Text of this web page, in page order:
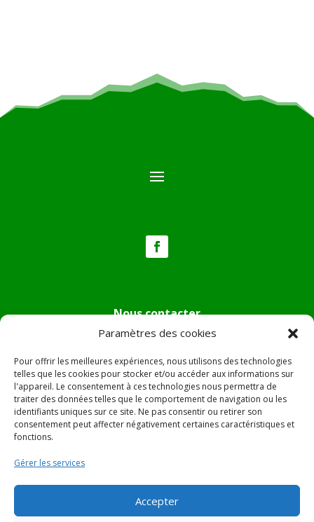
Paramètres des cookies
Pour offrir les meilleures expériences, nous utilisons des technologies
telles que les cookies pour stocker et/ou accéder aux informations sur
l'appareil. Le consentement à ces technologies nous permettra de
traiter des données telles que le comportement de navigation ou les
identifiants uniques sur ce site. Ne pas consentir ou retirer son
consentement peut affecter négativement certaines caractéristiques et
fonctions.
Gérer les services
Accepter
Nous contacter
Tél :04.95.36.24.02
Mail:
mairie.pietradiverde@wanadoo.fr
Adresse :Hôtel de ville de Pietra di Verde
Le village
20230 Pietra di Verde
© 2022 Mairie de Pietra Di Verde – Réalisation